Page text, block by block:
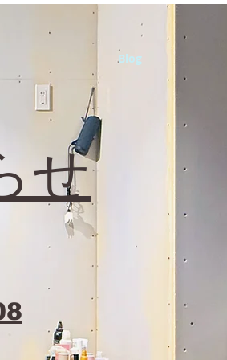
せ
Blog